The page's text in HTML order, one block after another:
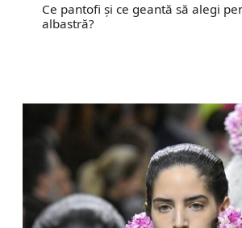
Ce pantofi și ce geantă să alegi
albastră?